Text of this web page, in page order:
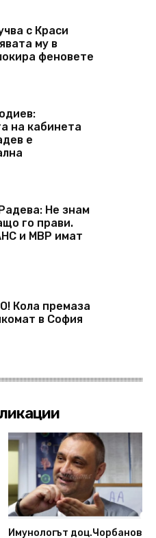
с Краси
му в
феновете
на кабинета
е
Не знам
го прави.
и МВР имат
Кола премаза
в София
Имунологът доц.Чорбанов